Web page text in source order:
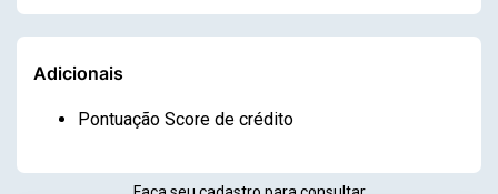
Adicionais
Pontuação Score de crédito